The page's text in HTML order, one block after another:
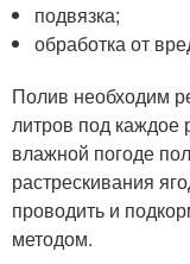
подвязка;
обработка от
Полив необходим
литров под каждое
влажной погоде
растрескивания
проводить и
методом.